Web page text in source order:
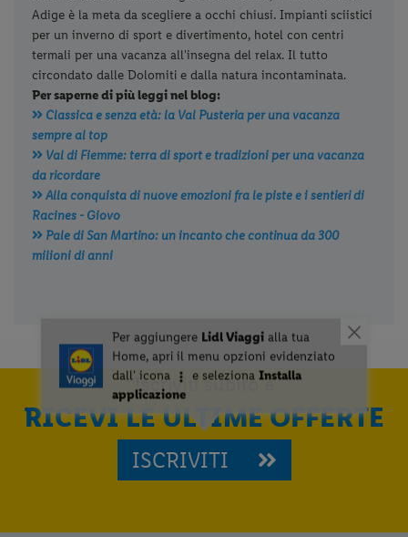
Adige è la meta da scegliere a occhi chiusi. Impianti sciistici
per un inverno di sport e divertimento, hotel con centri
termali per una vacanza all'insegna del relax. Il tutto
circondato dalle Dolomiti e dalla natura incontaminata.
Per saperne di più leggi nel blog:
Classica e senza età: la Val Pusteria per una vacanza
sempre al top
Val di Fiemme: terra di sport e tradizioni per una vacanza
da ricordare
Alla conquista di nuove emozioni fra le piste e i sentieri di
Racines - Giovo
Pale di San Martino: un incanto che continua da 300
milioni di anni
Iscriviti subito e
RICEVI LE ULTIME OFFERTE
ISCRIVITI